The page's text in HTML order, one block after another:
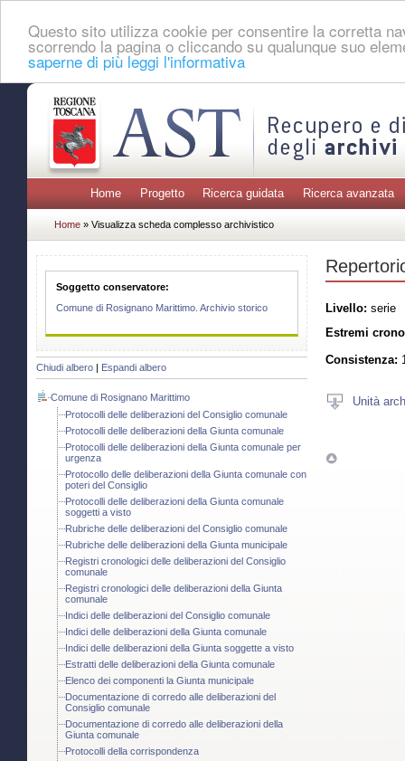
Questo sito utilizza cookie per consentire la corretta
scorrendo la pagina o cliccando su qualunque suo
saperne di più leggi l'informativa
Home Progetto Ricerca guidata Ricerca avanzata
Home » Visualizza scheda complesso archivistico
Soggetto conservatore:
Comune di Rosignano Marittimo. Archivio storico
Chiudi albero Espandi albero
Comune di Rosignano Marittimo
Protocolli delle deliberazioni del Consiglio comunale
Protocolli delle deliberazioni della Giunta comunale
Protocolli delle deliberazioni della Giunta comunale per
urgenza
Protocollo delle deliberazioni della Giunta comunale con
poteri del Consiglio
Protocolli delle deliberazioni della Giunta comunale
soggetti a visto
Rubriche delle deliberazioni del Consiglio comunale
Rubriche delle deliberazioni della Giunta municipale
Registri cronologici delle deliberazioni del Consiglio
comunale
Registri cronologici delle deliberazioni della Giunta
comunale
Indici delle deliberazioni del Consiglio comunale
Indici delle deliberazioni della Giunta comunale
Indici delle deliberazioni della Giunta soggette a visto
Estratti delle deliberazioni della Giunta comunale
Elenco dei componenti la Giunta municipale
Documentazione di corredo alle deliberazioni del
Consiglio comunale
Documentazione di corredo alle deliberazioni della
Giunta comunale
Protocolli della corrispondenza
Livello: serie
Estremi
Consistenza:
Unità